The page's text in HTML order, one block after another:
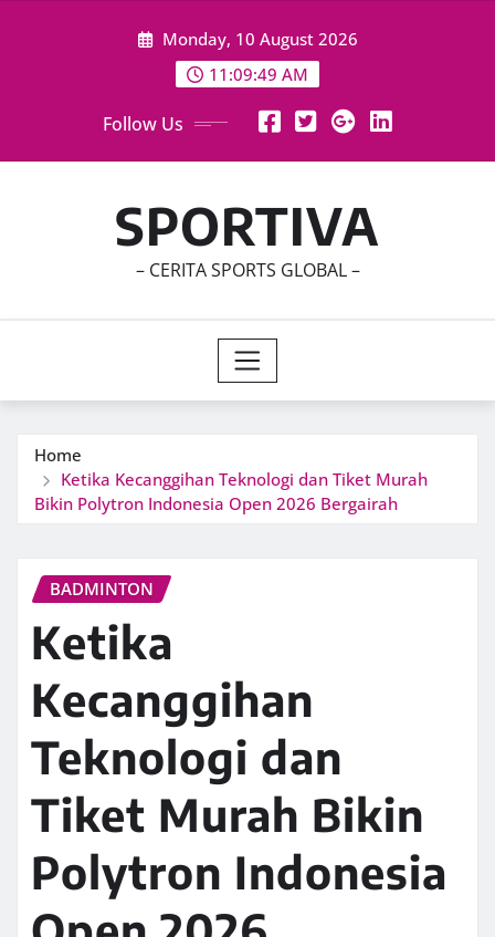
Monday, 10 August 2026
11:09:51 AM
Follow Us
SPORTIVA
– CERITA SPORTS GLOBAL –
Home
Ketika Kecanggihan Teknologi dan Tiket Murah
Bikin Polytron Indonesia Open 2026 Bergairah
BADMINTON
Ketika
Kecanggihan
Teknologi dan
Tiket Murah Bikin
Polytron Indonesia